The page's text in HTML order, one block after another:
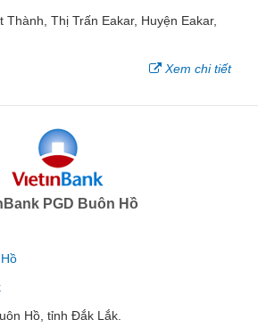
Thành, Thị Trấn Eakar, Huyện Eakar,
Xem chi tiết
PGD Buôn Hồ
Hồ, tỉnh Đắk Lắk.